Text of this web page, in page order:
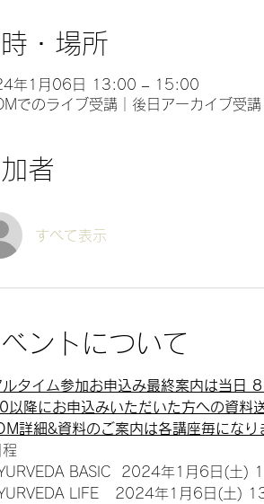
・場所
年1月06日 13:00 – 15:00
でのライブ受講｜後日アーカイブ受講
者
すべて表示
ントについて
ルタイム参加お申込み最終案内は当日
以降にお申込みいただいた方への資料
詳細&資料のご案内は各講座毎になり
BASIC  2024年1月6日(土)
LIFE   2024年1月6日(土)